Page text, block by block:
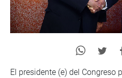
El presidente (e) del Congreso